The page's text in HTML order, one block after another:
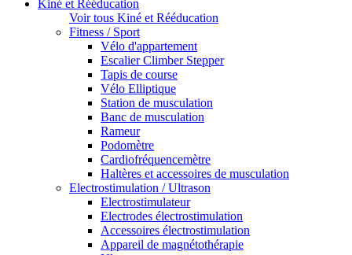
Kiné et Rééducation
Voir tous Kiné et Rééducation
Fitness / Sport
Vélo d'appartement
Escalier Climber Stepper
Tapis de course
Vélo Elliptique
Station de musculation
Banc de musculation
Rameur
Podomètre
Cardiofréquencemètre
Haltères et accessoires de musculation
Electrostimulation / Ultrason
Electrostimulateur
Electrodes électrostimulation
Accessoires électrostimulation
Appareil de magnétothérapie